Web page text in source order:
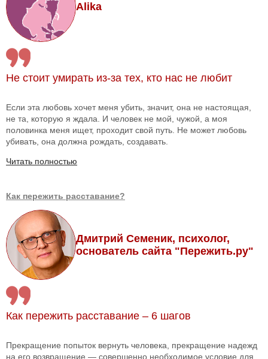
Alika
Не стоит умирать из-за тех, кто нас не любит
Если эта любовь хочет меня убить, значит, она не настоящая,
не та, которую я ждала. И человек не мой, чужой, а моя
половинка меня ищет, проходит свой путь. Не может любовь
убивать, она должна рождать, создавать.
Читать полностью
Как пережить расставание?
Дмитрий Семеник, психолог,
основатель сайта "Пережить.ру"
Как пережить расставание – 6 шагов
Прекращение попыток вернуть человека, прекращение надежд
на его возвращение — совершенно необходимое условие для